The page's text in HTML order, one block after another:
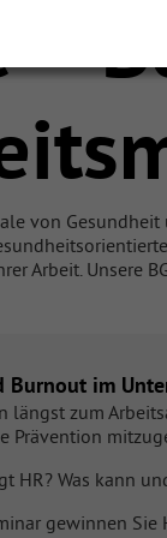
–
von
Arbeit. Unsere
Burnout im
längst zum
Prävention
HR? Was kann
gewinnen